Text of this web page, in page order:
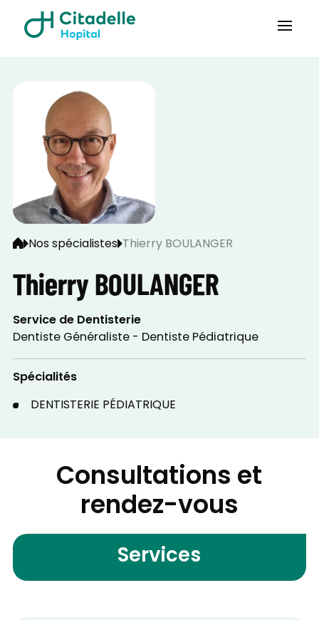
Nos spécialistes Thierry BOULANGER
Thierry BOULANGER
Service de Dentisterie
Dentiste Généraliste - Dentiste Pédiatrique
Spécialités
DENTISTERIE PÉDIATRIQUE
Consultations et
rendez-vous
Services